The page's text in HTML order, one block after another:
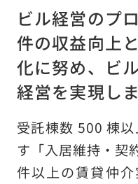
アクセス
お問い合わせ
お客様窓口
NEWS
ビル経営のプ
件の収益向上
化に努め、 ビ
経営を実現しま
受託棟数 500 棟
す「入居維持・契
件以上の賃貸仲